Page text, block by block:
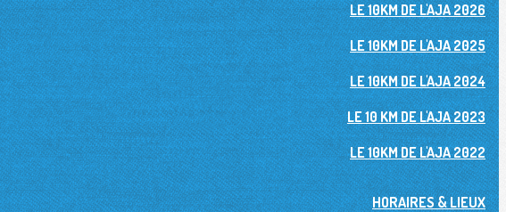
LE 10KM DE L'AJA 2026
LE 10KM DE L'AJA 2025
LE 10KM DE L'AJA 2024
LE 10 KM DE L'AJA 2023
LE 10KM DE L'AJA 2022
HORAIRES & LIEUX